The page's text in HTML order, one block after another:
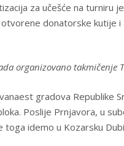
za učešće na turniru
donatorske kutije
organizovano takmičenje
gradova Republike
Poslije Prnjavora, u
toga idemo u Kozarsku